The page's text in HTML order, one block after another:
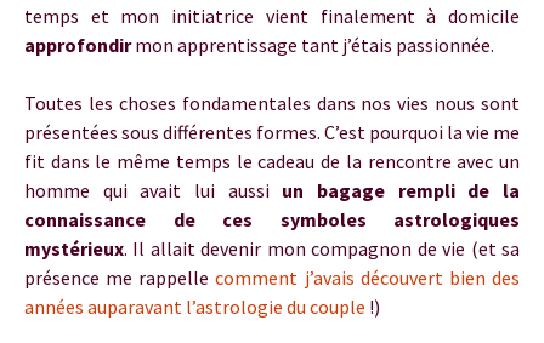
temps et mon initiatrice vient finalement à domicile
approfondirmon apprentissage tant j’étais passionnée.
Toutes les choses fondamentales dans nos vies nous sont
présentées sous différentes formes. C’est pourquoi la vie me
fit dans le même temps le cadeau de la rencontre avec un
homme qui avait lui aussi un bagage rempli de la
connaissance de ces symboles astrologiques
mystérieux. Il allait devenir mon compagnon de vie (et sa
présence me rappellecomment j’avais découvert bien des
années auparavant l’astrologie du couple !)